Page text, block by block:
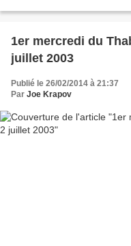
1er mercredi du
juillet 2003
Publié le 26/02/2014 à 21:37
Par Joe Krapov